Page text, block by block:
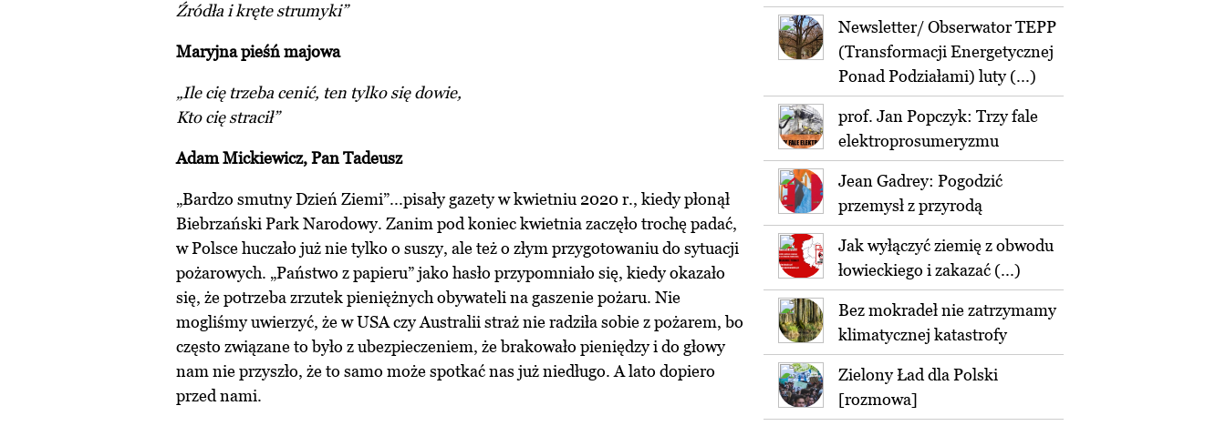
Źródła i kręte strumyki”
Maryjna pieśń majowa
„Ile cię trzeba cenić, ten tylko się dowie,
Kto cię stracił”
Adam Mickiewicz, Pan Tadeusz
„Bardzo smutny Dzień Ziemi”...pisały gazety w kwietniu 2020 r., kiedy płonął
Biebrzański Park Narodowy. Zanim pod koniec kwietnia zaczęło trochę padać,
w Polsce huczało już nie tylko o suszy, ale też o złym przygotowaniu do sytuacji
pożarowych. „Państwo z papieru” jako hasło przypomniało się, kiedy okazało
się, że potrzeba zrzutek pieniężnych obywateli na gaszenie pożaru. Nie
mogliśmy uwierzyć, że w USA czy Australii straż nie radziła sobie z pożarem, bo
często związane to było z ubezpieczeniem, że brakowało pieniędzy i do głowy
nam nie przyszło, że to samo może spotkać nas już niedługo. A lato dopiero
przed nami.
Newsletter/ Obserwator TEPP
(Transformacji Energetycznej
Ponad Podziałami) luty (...)
prof. Jan Popczyk: Trzy fale
elektroprosumeryzmu
Jean Gadrey: Pogodzić
przemysł z przyrodą
Jak wyłączyć ziemię z obwodu
łowieckiego i zakazać (...)
Bez mokradeł nie zatrzymamy
klimatycznej katastrofy
Zielony Ład dla Polski
[rozmowa]